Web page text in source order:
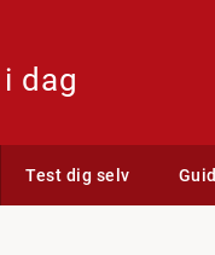
dag
Test dig selv